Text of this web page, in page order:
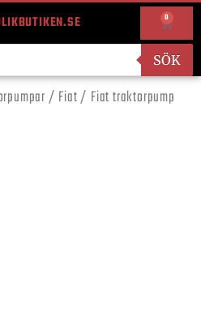
0
SÖK
/ Fiat/ Fiat traktorpump